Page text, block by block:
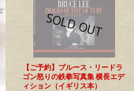
【ご予約】ブルース・リードラ
ゴン怒りの鉄拳写真集 横長エデ
ィション（イギリス本）